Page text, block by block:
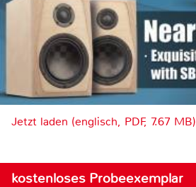
Jetzt laden (englisch, PDF, 7.67 MB)
kostenloses Probeexemplar